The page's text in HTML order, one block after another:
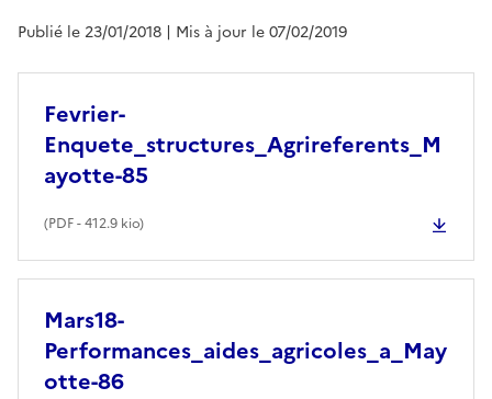
Publié le 23/01/2018 | Mis à jour le 07/02/2019
Fevrier-
Enquete_structures_Agrireferents_M
ayotte-85
(PDF- 412.9 kio)
Mars18-
Performances_aides_agricoles_a_May
otte-86